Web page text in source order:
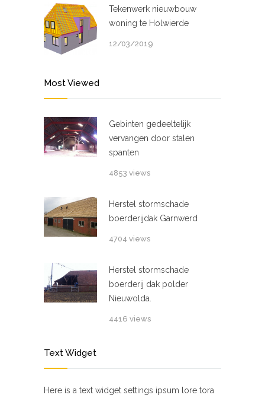
Tekenwerk nieuwbouw
woning te Holwierde
12/03/2019
Most Viewed
Gebinten gedeeltelijk
vervangen door stalen
spanten
4853 views
Herstel stormschade
boerderijdak Garnwerd
4704 views
Herstel stormschade
boerderij dak polder
Nieuwolda.
4416 views
Text Widget
Here is a text widget settings ipsum lore tora